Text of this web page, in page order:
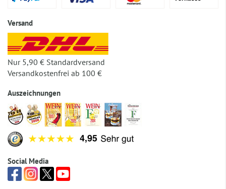
Versand
Nur 5,90 € Standardversand
Versandkostenfrei ab 100 €
Auszeichnungen
Social Media